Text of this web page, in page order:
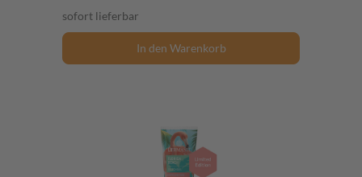
sofort lieferbar
In den Warenkorb